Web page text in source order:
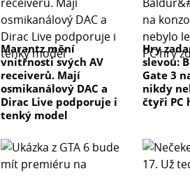
Marantz mění
vnitřnosti svých AV
receiverů. Mají
osmikanálový DAC a
Dirac Live podporuje i
tenký model
Hry
slevou:
Gate 3
nikdy
čtyři PC